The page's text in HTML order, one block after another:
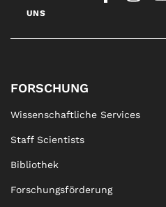
UNS
FORSCHUNG
Wissenschaftliche Services
Staff Scientists
Bibliothek
Forschungsförderung